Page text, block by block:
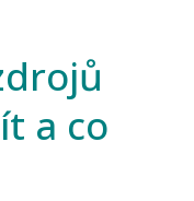
a co